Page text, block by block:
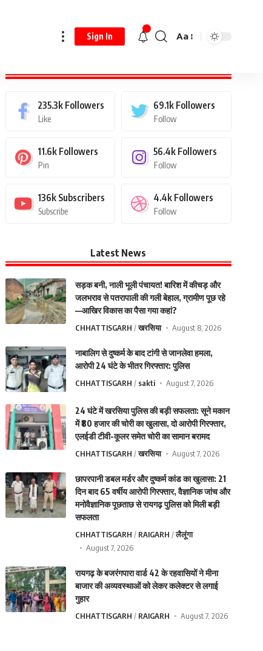
Sign In Aa
235.3k Followers
Like
69.1k Followers
Follow
11.6k Followers
Pin
56.4k Followers
Follow
136k Subscribers
Subscribe
4.4k Followers
Follow
Latest News
सड़क बनी, नाली भूली पंचायत! बारिश में कीचड़ और
जलभराव से पतरापाली की गली बेहाल, ग्रामीण पूछ रहे
—आखिर विकास का पैसा गया कहां?
CHHATTISGARH खरसिया August 8, 2026
नाबालिग से दुष्कर्म के बाद टांगी से जानलेवा हमला,
आरोपी 24 घंटे के भीतर गिरफ्तार: पुलिस
CHHATTISGARH sakti August 7, 2026
24 घंटे में खरसिया पुलिस की बड़ी सफलता: सूने मकान
में ₹80 हजार की चोरी का खुलासा, दो आरोपी गिरफ्तार,
एलईडी टीवी-कूलर समेत चोरी का सामान बरामद
CHHATTISGARH खरसिया August 7, 2026
छापरपानी डबल मर्डर और दुष्कर्म कांड का खुलासा: 21
दिन बाद 65 वर्षीय आरोपी गिरफ्तार, वैज्ञानिक जांच और
मनोवैज्ञानिक पूछताछ से रायगढ़ पुलिस को मिली बड़ी
सफलता
CHHATTISGARH RAIGARH
लैलूंगा
August 7, 2026
रायगढ़ के बजरंगपारा वार्ड 42 के रहवासियों ने मीना
बाजार की अव्यवस्थाओं को लेकर कलेक्टर से लगाई
गुहार
CHHATTISGARH RAIGARH August 7, 2026